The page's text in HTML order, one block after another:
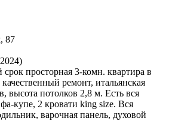
87
просторная 3-комн. квартира в
ремонт, итальянская
высота потолков 2,8 м. Есть вся
купе, 2 кровати king size. Вся
варочная панель, духовой